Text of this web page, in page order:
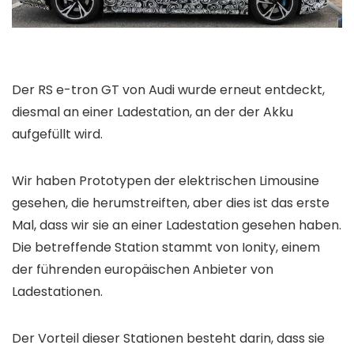
Der RS ​​e-tron GT von Audi wurde erneut entdeckt,
diesmal an einer Ladestation, an der der Akku
aufgefüllt wird.
Wir haben Prototypen der elektrischen Limousine
gesehen, die herumstreiften, aber dies ist das erste
Mal, dass wir sie an einer Ladestation gesehen haben.
Die betreffende Station stammt von Ionity, einem
der führenden europäischen Anbieter von
Ladestationen.
Der Vorteil dieser Stationen besteht darin, dass sie